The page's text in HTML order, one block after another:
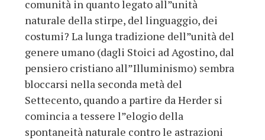
comunità in quanto legato all”unità
naturale della stirpe, del linguaggio, dei
costumi? La lunga tradizione dell”unità del
genere umano (dagli Stoici ad Agostino, dal
pensiero cristiano all”Illuminismo) sembra
bloccarsi nella seconda metà del
Settecento, quando a partire da Herder si
comincia a tessere l”elogio della
spontaneità naturale contro le astrazioni